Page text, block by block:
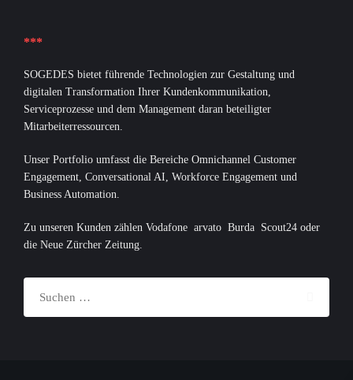
***
SOGEDES bietet führende Technologien zur Gestaltung und
digitalen Transformation Ihrer Kundenkommunikation,
Serviceprozesse und dem Management daran beteiligter
Mitarbeiterressourcen.
Unser Portfolio umfasst die Bereiche Omnichannel Customer
Engagement, Conversational AI, Workforce Engagement und
Business Automation.
Zu unseren Kunden zählen Vodafone arvato Burda Scout24 oder
die Neue Zürcher Zeitung.
nach: